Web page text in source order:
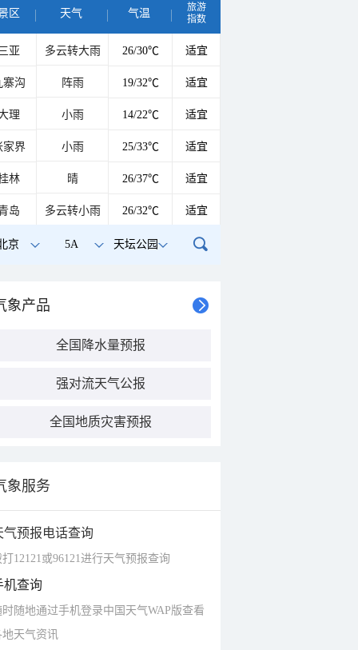
区 天气 气温
旅游
指数
亚 多云转大雨 26/30℃ 适宜
寨沟 阵雨 19/32℃ 适宜
理 小雨 14/22℃ 适宜
家界 小雨 25/33℃ 适宜
林 晴 26/37℃ 适宜
岛 多云转小雨 26/32℃ 适宜
京 5A 天坛公园
象产品
全国降水量预报
强对流天气公报
全国地质灾害预报
象服务
气预报电话查询
打12121或96121进行天气预报查询
机查询
时随地通过手机登录中国天气WAP版查看
地天气资讯